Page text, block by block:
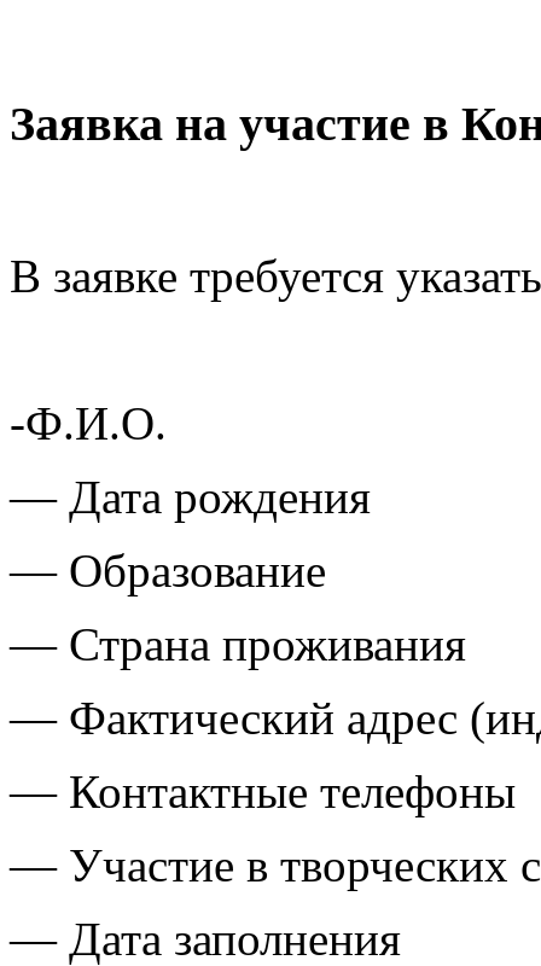
Заявка на участие в
В заявке требуется
-Ф.И.О.
— Дата рождения
— Образование
— Страна проживания
— Фактический адрес
— Контактные телефоны
— Участие в творческих
— Дата заполнения